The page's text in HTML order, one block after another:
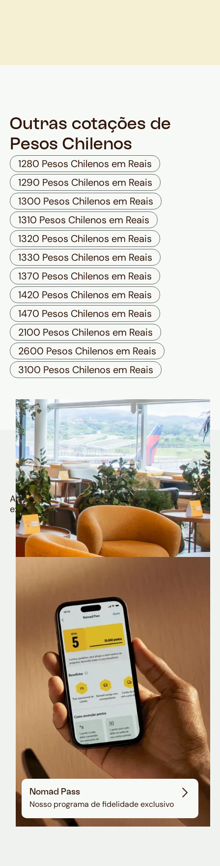
Outras cotações de
Pesos Chilenos
1280 Pesos Chilenos em Reais
1290 Pesos Chilenos em Reais
1300 Pesos Chilenos em Reais
1310 Pesos Chilenos em Reais
1320 Pesos Chilenos em Reais
1330 Pesos Chilenos em Reais
1370 Pesos Chilenos em Reais
1420 Pesos Chilenos em Reais
1470 Pesos Chilenos em Reais
2100 Pesos Chilenos em Reais
2600 Pesos Chilenos em Reais
3100 Pesos Chilenos em Reais
Quem é Nomad tem
muito mais
Aproveite todos os benefícios e vantagens
exclusivas da sua Conta Internacional
Nomad Lounge
Sala VIP no Aeroporto de Guarulhos
Nomad Pass
Nosso programa de fidelidade exclusivo